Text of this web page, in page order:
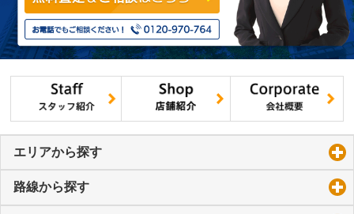
エリアから探す
路線から探す